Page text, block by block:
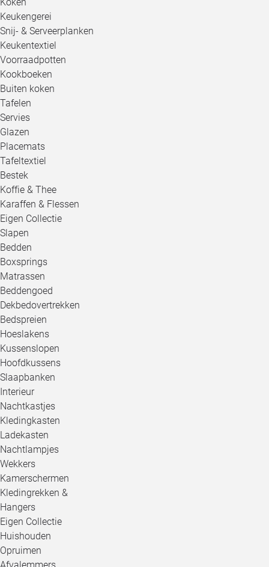
Keukengerei
Snij- & Serveerplanken
Keukentextiel
Voorraadpotten
Kookboeken
Buiten koken
Tafelen
Servies
Glazen
Placemats
Tafeltextiel
Bestek
Koffie & Thee
Karaffen & Flessen
Eigen Collectie
Slapen
Bedden
Boxsprings
Matrassen
Beddengoed
Dekbedovertrekken
Bedspreien
Hoeslakens
Kussenslopen
Hoofdkussens
Slaapbanken
Interieur
Nachtkastjes
Kledingkasten
Ladekasten
Nachtlampjes
Wekkers
Kamerschermen
Kledingrekken &
Hangers
Eigen Collectie
Huishouden
Opruimen